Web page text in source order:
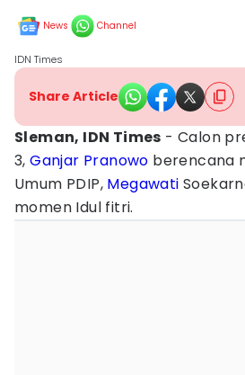
News Channel
IDN Times
Share Article
Sleman, IDN Times - Calon
3,Ganjar Pranowo berencana
Umum PDIP, Megawati
momen Idul fitri.